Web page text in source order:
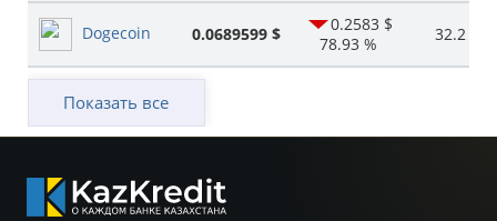
Dogecoin 0.0689599 $
0.2583 $
78.93 %
32.2 ₸
Показать все